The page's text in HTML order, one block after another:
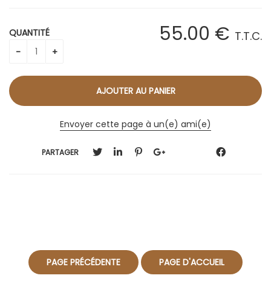
55.00 € T.T.C.
QUANTITÉ
Envoyer cette page à un(e) ami(e)
PARTAGER